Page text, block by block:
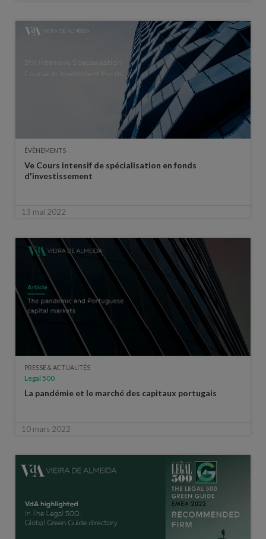
ÉVÈNEMENTS
Ve Cours intensif de spécialisation en fonds
d'investissement
13 mai 2022
PRESSE & ACTUALITÉS
Legal 500
La pandémie et le marché des capitaux portugais
10 mars 2022